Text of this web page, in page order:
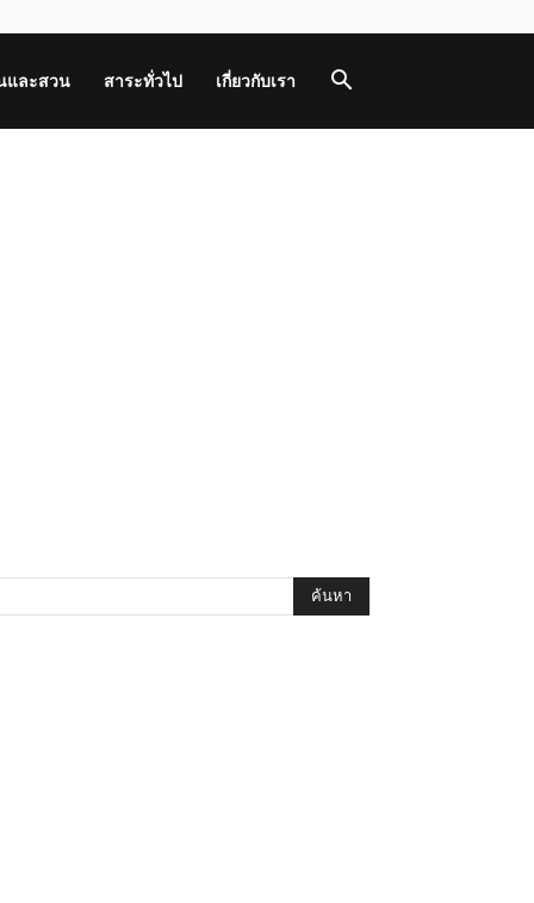
และสวน สาระทั่วไป เกี่ยวกับเรา